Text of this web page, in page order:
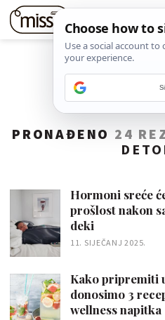
PRONAĐENO 24
Hormoni sreće
prošlost nakon
deki
11. SIJEČANJ 2025.
Kako pripremiti
donosimo 3
wellness napitka